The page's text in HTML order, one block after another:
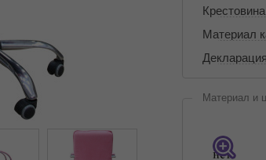
Крестовина
Материал
Материал и